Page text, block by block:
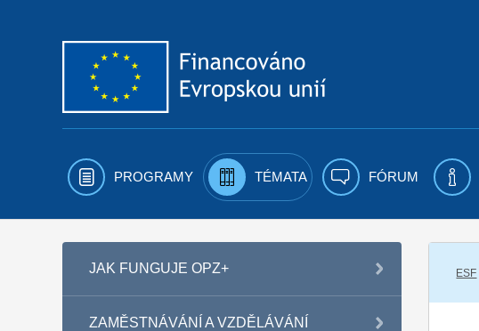
PROGRAMY TÉMATA FÓRUM
JAK FUNGUJE OPZ+
ZAMĚSTNÁVÁNÍ A VZDĚLÁVÁNÍ
ESF